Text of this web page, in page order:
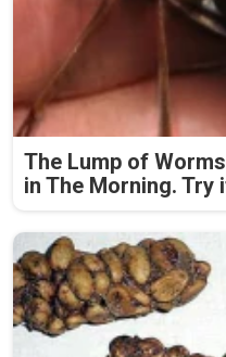
The Lump of
in The Morning. Try